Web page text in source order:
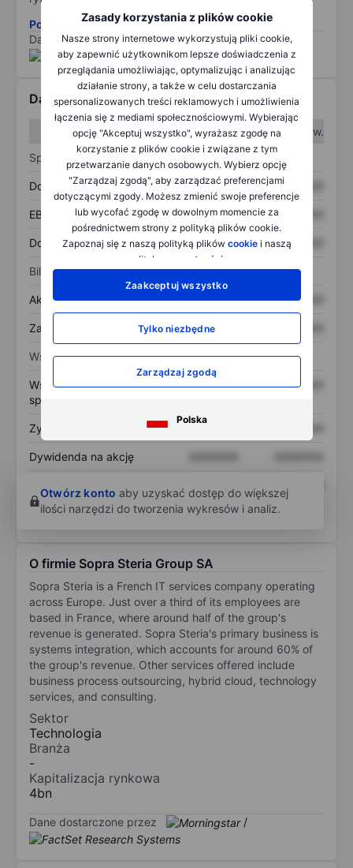
Zasady korzystania z plików cookie
Nasze strony internetowe wykorzystują pliki cookie,
aby zapewnić użytkownikom lepsze doświadczenia z
przeglądania umożliwiając, optymalizując i analizując
działanie strony, a także w celu dostarczania
spersonalizowanych treści reklamowych i umożliwienia
łączenia się z mediami społecznościowymi. Wybierając
opcję "Akceptuj wszystko", wyrażasz zgodę na
korzystanie z plików cookie i związane z tym
przetwarzanie danych osobowych. Wybierz opcję
"Zarządzaj zgodą", aby zarządzać preferencjami
dotyczącymi zgody. Możesz zmienić swoje preferencje
lub wycofać zgodę w dowolnym momencie za
pośrednictwem strony z polityką plików cookie.
Zapoznaj się z naszą polityką plików cookiei naszą
polityką
prywatności
Zaakceptuj wszystko
Tylko niezbędne
Zarządzaj zgodą
Polska
Pobierz metodologię ryzyka ESG.
Dane dostarczone przez
/
Dane finansowe
W I kw.
W II kw.
Sprawozdanie z zysków
Dochód XXXXXXX XXXXXXX
EBITDA XXXXXXX XXXXXXX
Dochód netto XXXXXXX XXXXXXX
Bilans
Aktywa ogółem XXXXXXX XXXXXXX
Zadłużenie ogółem XXXXXXX
Wskaźniki
Współczynnik cena do
sprzedaży
XXXXXXX XXXXXXX
Zysk na akcję XXXXXXX
Dywidenda na akcję
własnego
Otwórz konto aby uzyskać dostęp do większej
ilości narzędzi do tworzenia wykresów i analiz.
O firmie Sopra Steria Group SA
Sopra Steria is a French IT services company operating
across Europe. Just over a third of its employees are
based in France, where around half of the group's
revenue is generated. Sopra Steria's primary business is
systems integration, which accounts for around 60% of
the group's revenue. Other services offered include
business process outsourcing, hybrid cloud, technology
services, and consulting.
Sektor
Technologia
Branża
-
Kapitalizacja rynkowa
4bn
Dane dostarczone przez /